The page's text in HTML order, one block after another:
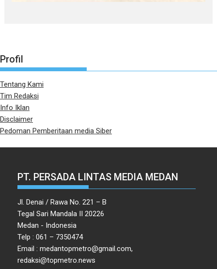
Profil
Tentang Kami
Tim Redaksi
Info Iklan
Disclaimer
Pedoman Pemberitaan media Siber
PT. PERSADA LINTAS MEDIA MEDAN
Jl. Denai / Rawa No. 221 – B
Tegal Sari Mandala II 20226
Medan - Indonesia
Telp : 061 – 7350474
Email : medantopmetro@gmail.com,
redaksi@topmetro.news